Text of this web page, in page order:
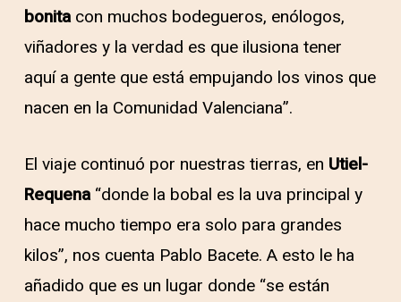
bonitacon muchos bodegueros, enólogos,
viñadores y la verdad es que ilusiona tener
aquí a gente que está empujando los vinos que
nacen en la Comunidad Valenciana”.
El viaje continuó por nuestras tierras, en Utiel-
Requena“donde la bobal es la uva principal y
hace mucho tiempo era solo para grandes
kilos”, nos cuenta Pablo Bacete. A esto le ha
añadido que es un lugar donde “se están